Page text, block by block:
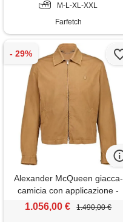
M-L-XL-XXL
Farfetch
Alexander McQueen giacca-
camicia con applicazione -
toni neutri
1.056,00 € 1.490,00 €